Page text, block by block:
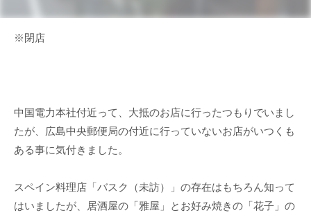
※閉店
中国電力本社付近って、大抵のお店に行ったつもりでいまし
たが、広島中央郵便局の付近に行っていないお店がいつくも
ある事に気付きました。
スペイン料理店「バスク（未訪）」の存在はもちろん知って
はいましたが、居酒屋の「雅屋」とお好み焼きの「花子」の